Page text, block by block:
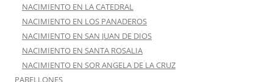
NACIMIENTO EN LA CATEDRAL
NACIMIENTO EN LOS PANADEROS
NACIMIENTO EN SAN JUAN DE DIOS
NACIMIENTO EN SANTA ROSALIA
NACIMIENTO EN SOR ANGELA DE LA CRUZ
PABELLONES